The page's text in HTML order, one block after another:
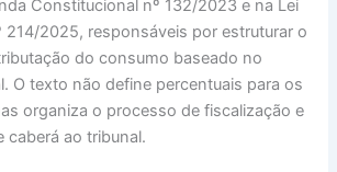
Constitucional nº 132/2023 e na Lei
214/2025, responsáveis por estruturar o
do consumo baseado no
O texto não define percentuais para os
organiza o processo de fiscalização e
caberá ao tribunal.